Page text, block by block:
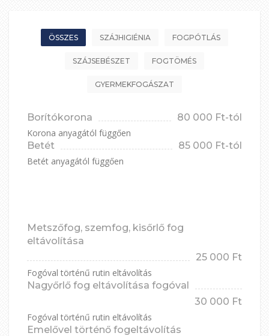
ÖSSZES SZÁJHIGIÉNIA FOGPÓTLÁS
SZÁJSEBÉSZET FOGTÖMÉS
GYERMEKFOGÁSZAT
Borítókorona
80 000 Ft-tól
Korona anyagától függően
Betét
85 000 Ft-tól
Betét anyagától függően
Metszőfog, szemfog, kisőrlő fog
eltávolítása
25 000 Ft
Fogóval történű rutin eltávolítás
Nagyőrlő fog eltávolítása fogóval
30 000 Ft
Fogóval történű rutin eltávolítás
Emelővel történő fogeltávolítás